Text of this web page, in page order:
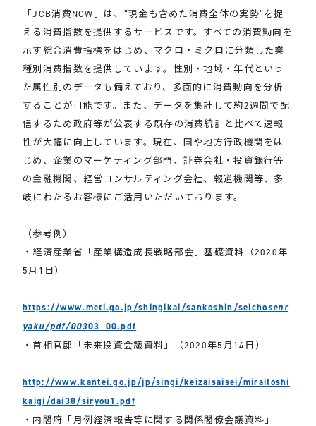
「JCB消費NOW」は、“現金も含めた消費全体の実勢”を捉
える消費指数を提供するサービスです。すべての消費動向を
示す総合消費指標をはじめ、マクロ・ミクロに分類した業
種別消費指数を提供しています。性別・地域・年代といっ
た属性別のデータも備えており、多面的に消費動向を分析
することが可能です。また、データを集計して約2週間で配
信するため政府等が公表する既存の消費統計と比べて速報
性が大幅に向上しています。現在、国や地方行政機関をは
じめ、企業のマーケティング部門、証券会社・投資銀行等
の金融機関、経営コンサルティング会社、報道機関等、多
岐にわたるお客様にご活用いただいております。
（参考例）
・経済産業省「産業構造成長戦略部会」基礎資料（2020年
5月1日）
https://www.meti.go.jp/shingikai/sankoshin/seichosenr
yaku/pdf/00303_00.pdf
・首相官邸「未来投資会議資料」（2020年5月14日）
http://www.kantei.go.jp/jp/singi/keizaisaisei/miraitoshi
kaigi/dai38/siryou1.pdf
・内閣府「月例経済報告等に関する関係閣僚会議資料」